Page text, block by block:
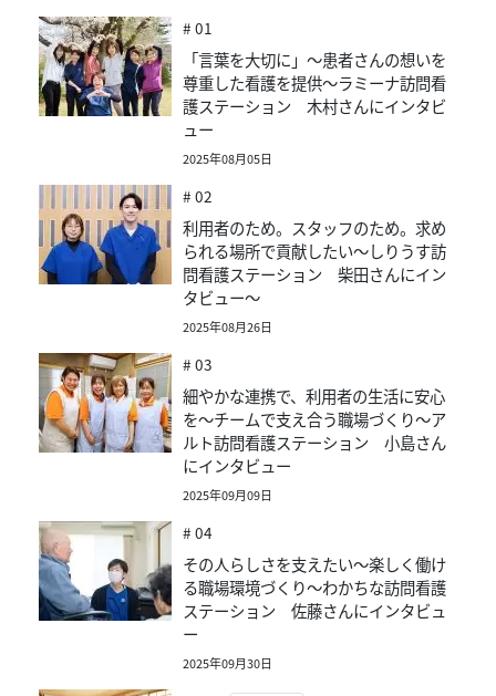
# 01
「言葉を大切に」～患者さんの想いを
尊重した看護を提供～ラミーナ訪問看
護ステーション 木村さんにインタビ
ュー
2025年08月05日
# 02
利用者のため。スタッフのため。求め
られる場所で貢献したい～しりうす訪
問看護ステーション 柴田さんにイン
タビュー～
2025年08月26日
# 03
細やかな連携で、利用者の生活に安心
を～チームで支え合う職場づくり～ア
ルト訪問看護ステーション 小島さん
にインタビュー
2025年09月09日
# 04
その人らしさを支えたい～楽しく働け
る職場環境づくり～わかちな訪問看護
ステーション 佐藤さんにインタビュ
ー
2025年09月30日